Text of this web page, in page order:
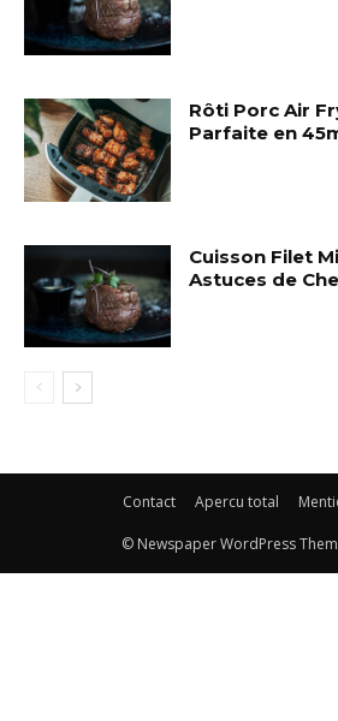
Rôti Porc Air
Parfaite en
Cuisson Filet
Astuces de
Contact Apercu total
© Newspaper WordPress